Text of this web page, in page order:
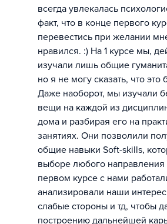
всегда увлекалась
факт, что в конце первого
перевестись при желании
нравился. :) На 1 курсе мы,
изучали лишь общие
но я не могу сказать, что
Даже наоборот, мы изучали
вещи на каждой из
дома и разбирая его на
занятиях. Они позволили
общие навыки Soft-skills,
выборе любого направления
первом курсе с нами
анализировали наши
слабые стороны и тд, чтобы
построению дальнейшей